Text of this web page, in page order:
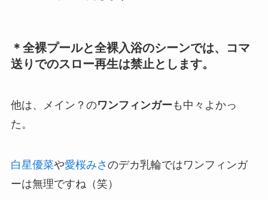
＊全裸プールと全裸入浴のシーンでは、コマ
送りでのスロー再生は禁止とします。
他は、メイン？のワンフィンガー も中々よかっ
た。
白星優菜や愛桜みさ のデカ乳輪ではワンフィンガ
ーは無理ですね（笑）